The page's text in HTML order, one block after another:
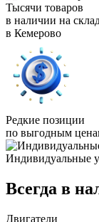
Тысячи товаров
в наличии на
в Кемерово
Редкие позиции
по выгодным
Индивидуальные
Всегда в
Двигатели